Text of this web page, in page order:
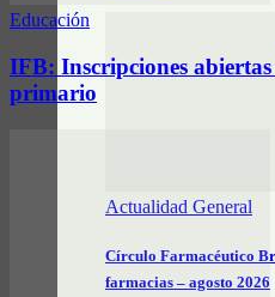
Actualidad General
Círculo Farmacéutico
farmacias – agosto 2026
Educación
IFB: Inscripciones
primario